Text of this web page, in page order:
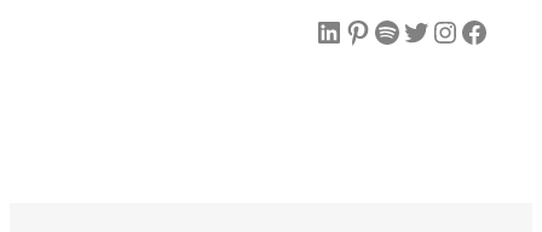
فیس‌بوک اینستاگرم توییتر اسپاتیفای پینترست لینکداین